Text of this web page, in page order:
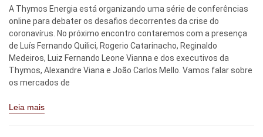
A Thymos Energia está organizando uma série de conferências
online para debater os desafios decorrentes da crise do
coronavírus. No próximo encontro contaremos com a presença
de Luís Fernando Quilici, Rogerio Catarinacho, Reginaldo
Medeiros, Luiz Fernando Leone Vianna e dos executivos da
Thymos, Alexandre Viana e João Carlos Mello. Vamos falar sobre
os mercados de
Leia mais